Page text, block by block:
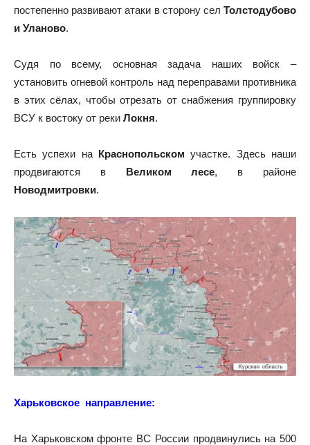
постепенно развивают атаки в сторону сел Толстодубово
и Уланово.
Судя по всему, основная задача наших войск –
установить огневой контроль над переправами противника
в этих сёлах, чтобы отрезать от снабжения группировку
ВСУ к востоку от реки Локня.
Есть успехи на Краснопольском участке. Здесь наши
продвигаются в Великом лесе, в районе
Новодмитровки.
Харьковское направление:
На Харьковском фронте ВС России продвинулись на 500